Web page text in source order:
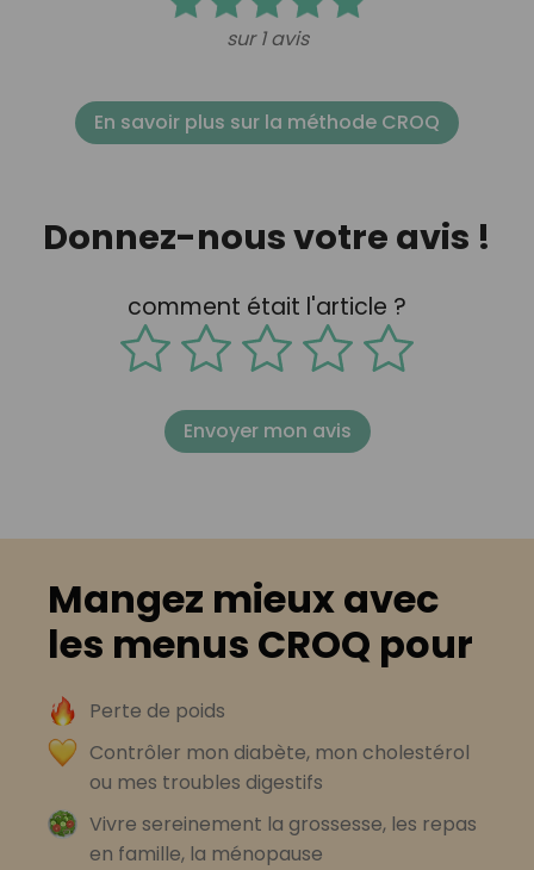
sur 1 avis
En savoir plus sur la méthode CROQ
Donnez-nous votre avis !
comment était l'article ?
Envoyer mon avis
Mangez mieux avec
les menus CROQ pour
Perte de poids
Contrôler mon diabète, mon cholestérol
ou mes troubles digestifs
Vivre sereinement la grossesse, les repas
en famille, la ménopause